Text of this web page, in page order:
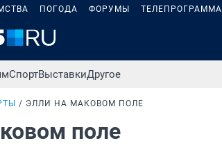
ПОГОДА ФОРУМЫ ТЕЛЕПРОГРАММА
СпортВыставкиДругое
ЭЛЛИ НА МАКОВОМ ПОЛЕ
поле